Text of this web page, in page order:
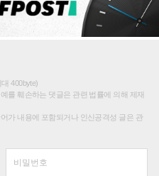
400byte)
를 훼손하는 댓글은 관련 법률에 의해 제재
가 내용에 포함되거나 인신공격성 글은 관